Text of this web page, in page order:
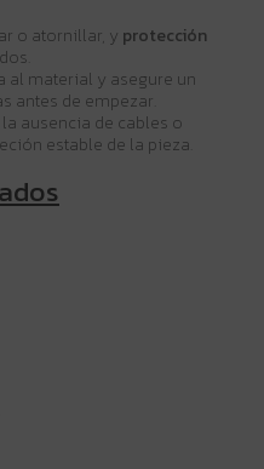
o atornillar, y protección
al material y asegure un
antes de empezar.
ausencia de cables o
estable de la pieza.